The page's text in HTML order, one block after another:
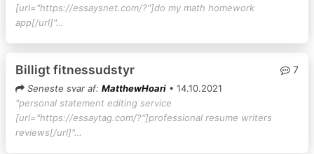
[url="https://essaysnet.com/?"]do my math homework
app[/url]"…
Billigt fitnessudstyr 7
Seneste svar af: MatthewHoari • 14.10.2021
"personal statement editing service
[url="https://essaytag.com/?"]professional resume writers
reviews[/url]"…